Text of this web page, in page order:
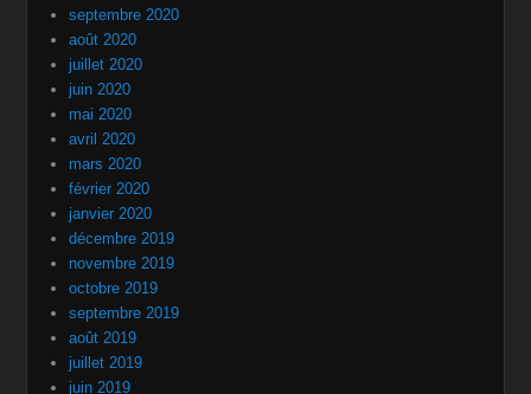
septembre 2020
août 2020
juillet 2020
juin 2020
mai 2020
avril 2020
mars 2020
février 2020
janvier 2020
décembre 2019
novembre 2019
octobre 2019
septembre 2019
août 2019
juillet 2019
juin 2019